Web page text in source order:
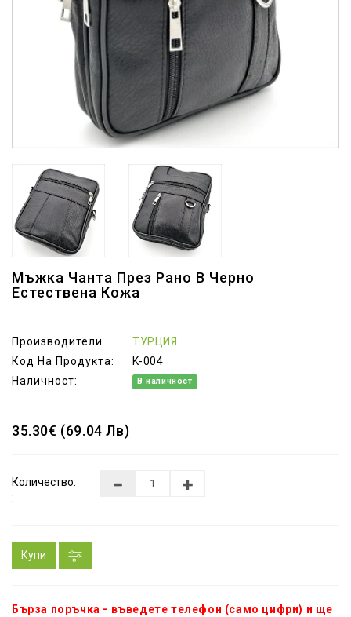
Мъжка Чанта През Рано В Черно
Естествена Кожа
Производители
ТУРЦИЯ
Код На Продукта:
K-004
Наличност:
В наличност
35.30€ (69.04 Лв)
Количество:
:
Купи
Бърза поръчка - въведете телефон (само цифри) и ще